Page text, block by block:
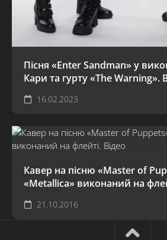
Пісня «Enter Sandman» у
Кари та гурту «The Warning».
16.02.2023
Кавер на пісню «Master of
«Metallica» виконаний на
21.10.2016